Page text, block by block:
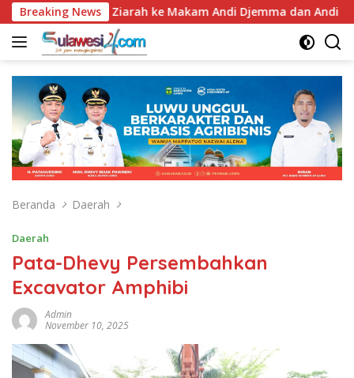
Langsung
ke
konten
Breaking News
Luwu Ziarah ke Makam Andi Djemma dan Andi
Beranda Daerah
Daerah
Pata-Dhevy Persembahkan
Excavator Amphibi
Admin
November 10, 2025